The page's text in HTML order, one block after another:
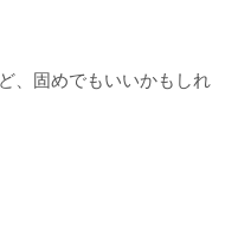
、固めでもいいかもしれ